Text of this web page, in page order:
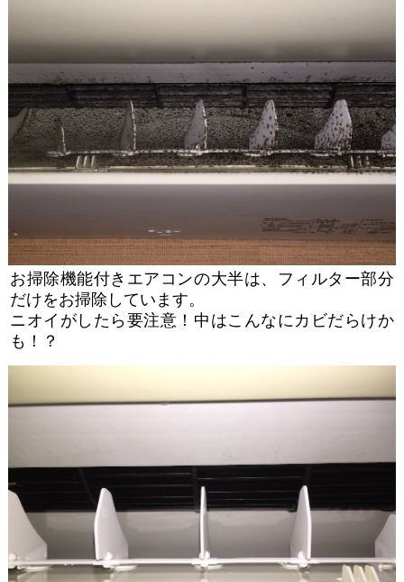
お掃除機能付きエアコンの大半は、フィルター部分
だけをお掃除しています。
ニオイがしたら要注意！中はこんなにカビだらけか
も！？